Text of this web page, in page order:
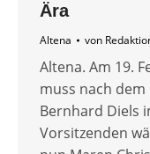
Ära
Altena von
Altena. Am 19.
muss nach
Bernhard Diels
Vorsitzenden